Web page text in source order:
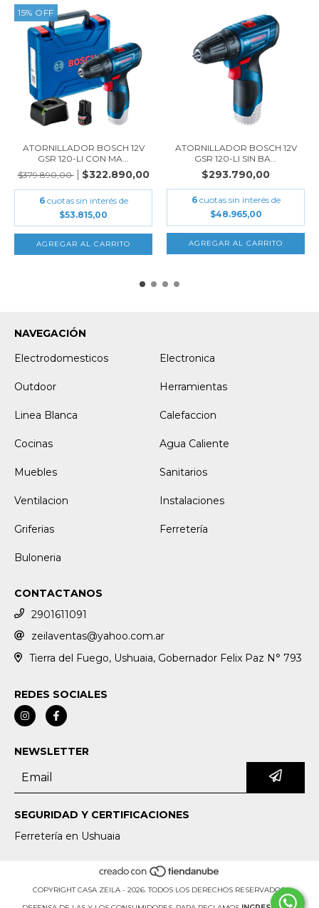
15% OFF
ATORNILLADOR BOSCH 12V
GSR 120-LI CON MA...
$379.890,00
$322.890,00
6 cuotas sin interés de
$53.815,00
ATORNILLADOR BOSCH 12V
GSR 120-LI SIN BA...
$293.790,00
6 cuotas sin interés de
$48.965,00
NAVEGACIÓN
Electrodomesticos
Electronica
Outdoor Herramientas
Linea Blanca Calefaccion
Cocinas Agua Caliente
Muebles Sanitarios
Ventilacion Instalaciones
Griferias Ferretería
Buloneria
CONTACTANOS
2901611091
zeilaventas@yahoo.com.ar
Tierra del Fuego, Ushuaia, Gobernador Felix Paz N° 793
REDES SOCIALES
NEWSLETTER
SEGURIDAD Y CERTIFICACIONES
Ferretería en Ushuaia
COPYRIGHT CASA ZEILA - 2026. TODOS LOS DERECHOS RESERVADOS.